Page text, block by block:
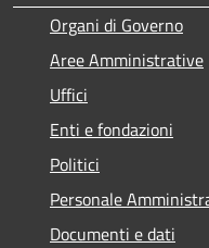
Organi di Governo
Aree Amministrative
Uffici
Enti e fondazioni
Politici
Personale
Documenti e dati